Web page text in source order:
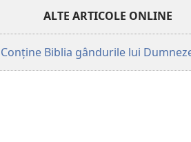
ALTE ARTICOLE ONLINE
Conține Biblia gândurile lui